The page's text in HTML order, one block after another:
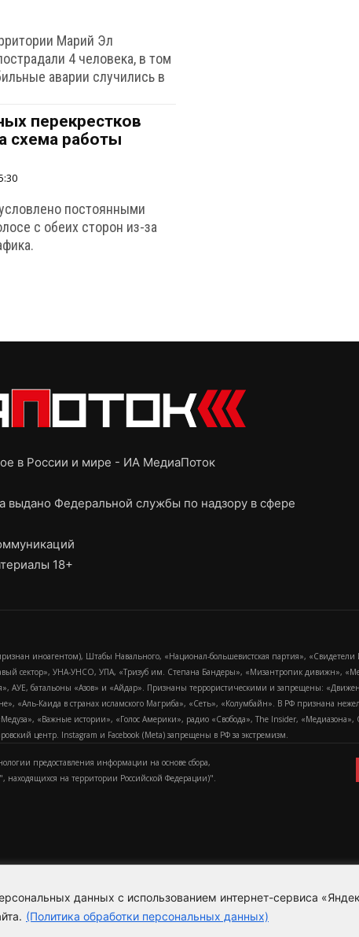
данных с использованием интернет-сервиса
(Политика обработки персональных данных)
Марий Эл
4 человека, в том
аварии случились в
перекрестков
схема работы
постоянными
с обеих сторон из-за
в России и мире - ИА МедиаПоток
Федеральной службы по надзору в сфере
18+
иноагентом), Штабы Навального, «Национал-большевистская партия»,
сектор», УНА-УНСО, УПА, «Тризуб им. Степана Бандеры», «Мизантропик дивижн»,
АУЕ, батальоны «Азов» и «Айдар». Признаны террористическими и запрещены:
«Аль-Каида в странах исламского Магриба», «Сеть», «Колумбайн». В РФ признана
«Важные истории», «Голос Америки», радио «Свобода», The Insider,
центр. Instagram и Facebook (Metа) запрещены в РФ за экстремизм.
предоставления информации на основе сбора,
находящихся на территории Российской Федерации)".
Для справки
Пользовательское соглашение
Политика обработки персональных данных